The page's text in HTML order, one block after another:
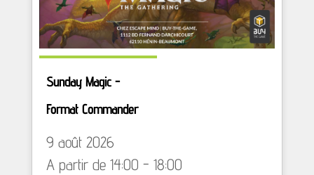
Sunday Magic -
Format Commander
9 août 2026
A partir de 14:00 - 18:00